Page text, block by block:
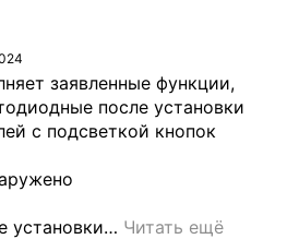
заявленные функции,
после установки
с подсветкой кнопок
установки… Читать ещё